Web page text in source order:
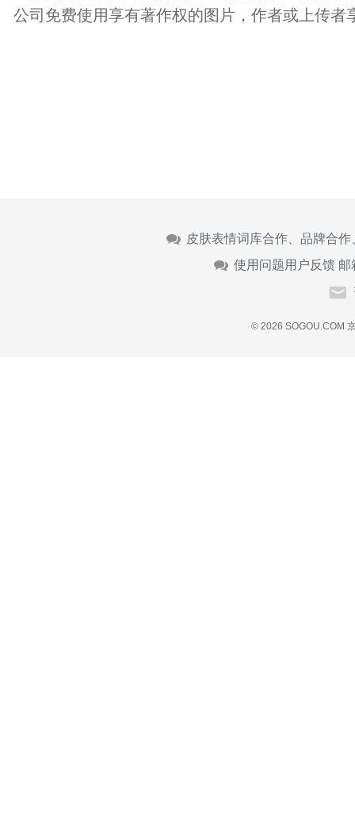
公司免费使用享有著作权的图片，作者或上传者
皮肤表情词库合作、品牌合
使用问题用户反馈 邮
© 2026 SOGOU.COM